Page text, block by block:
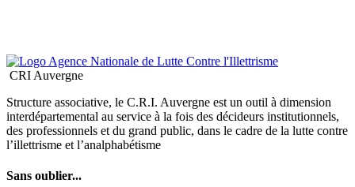
CRI Auvergne
Structure associative, le C.R.I. Auvergne est un outil à dimension
interdépartemental au service à la fois des décideurs institutionnels,
des professionnels et du grand public, dans le cadre de la lutte contre
l’illettrisme et l’analphabétisme
Sans oublier...